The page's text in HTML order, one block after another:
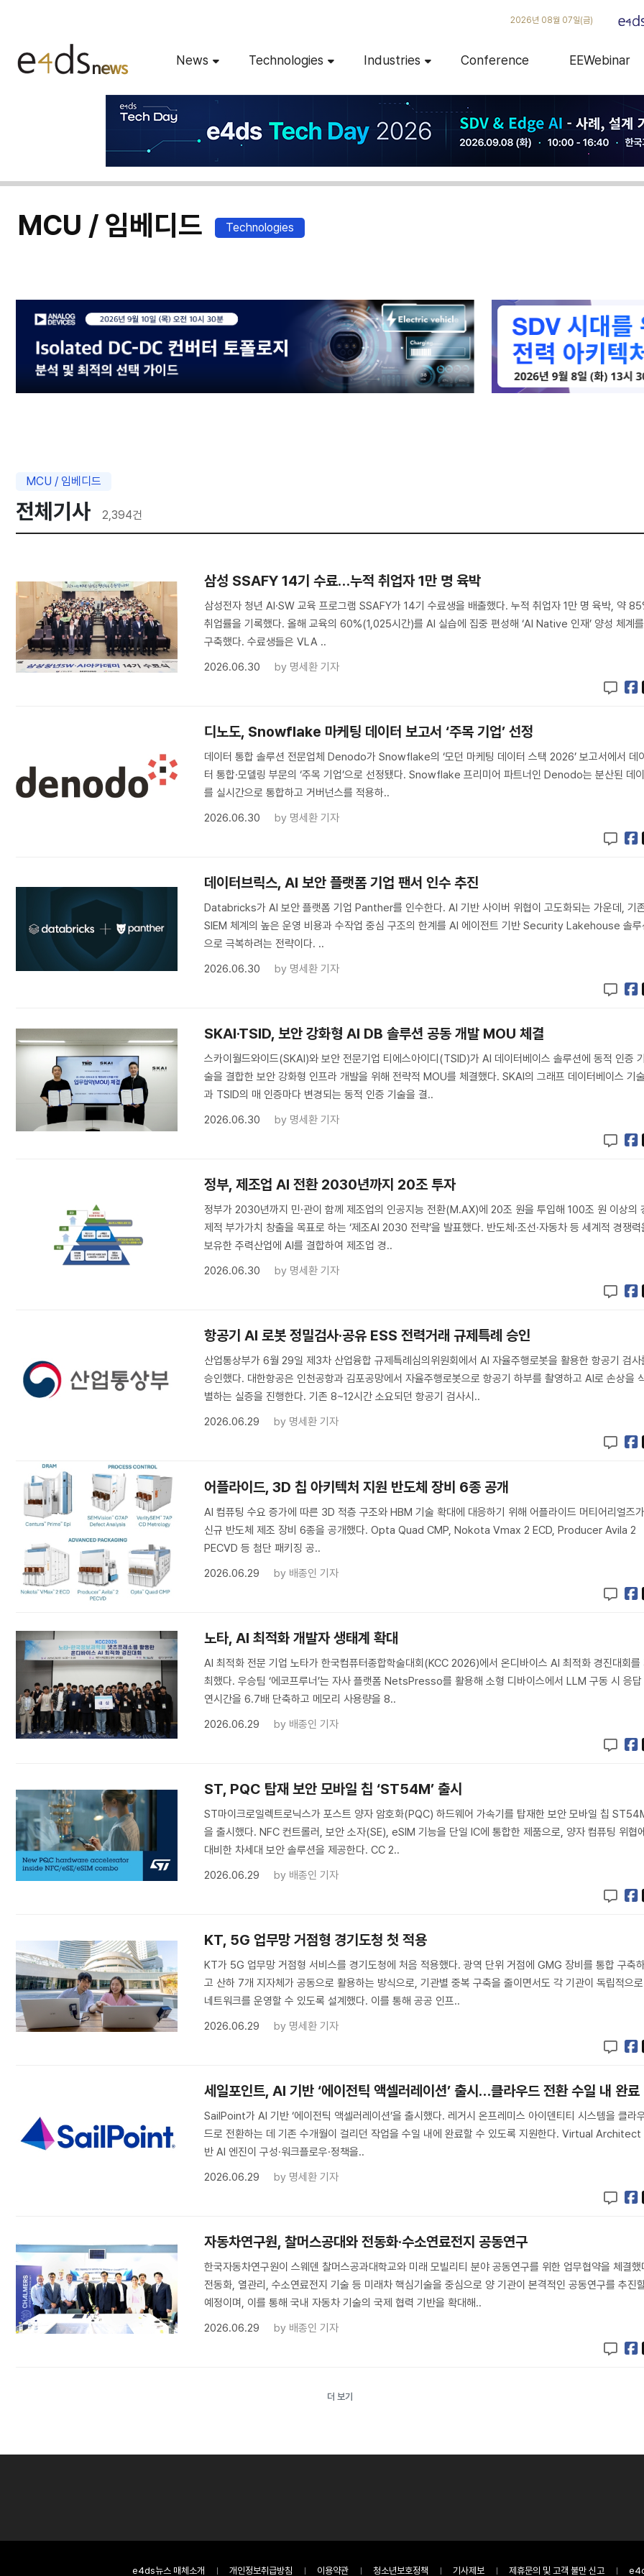
2026년 08월 07일(금)
News Technologies Industries Conference EEWebinar
MCU / 임베디드 Technologies
MCU / 임베디드
전체기사 2,394건
삼성 SSAFY 14기 수료…누적 취업자 1만 명 육박
삼성전자 청년 AI·SW 교육 프로그램 SSAFY가 14기 수료생을 배출했다. 누적 취업자 1만 명 육박, 약
취업률을 기록했다. 올해 교육의 60%(1,025시간)를 AI 실습에 집중 편성해 ‘AI Native 인재’ 양성 체계를
구축했다. 수료생들은 VLA ..
2026.06.30
by 명세환 기자
디노도, Snowflake 마케팅 데이터 보고서 ‘주목 기업’ 선정
데이터 통합 솔루션 전문업체 Denodo가 Snowflake의 ‘모던 마케팅 데이터 스택 2026’ 보고서에서 데이
터 통합·모델링 부문의 ‘주목 기업’으로 선정됐다. Snowflake 프리미어 파트너인 Denodo는 분산된 데
를 실시간으로 통합하고 거버넌스를 적용하..
2026.06.30
by 명세환 기자
데이터브릭스, AI 보안 플랫폼 기업 팬서 인수 추진
Databricks가 AI 보안 플랫폼 기업 Panther를 인수한다. AI 기반 사이버 위협이 고도화되는 가운데, 기
SIEM 체계의 높은 운영 비용과 수작업 중심 구조의 한계를 AI 에이전트 기반 Security Lakehouse 솔루
으로 극복하려는 전략이다. ..
2026.06.30
by 명세환 기자
SKAI·TSID, 보안 강화형 AI DB 솔루션 공동 개발 MOU 체결
스카이월드와이드(SKAI)와 보안 전문기업 티에스아이디(TSID)가 AI 데이터베이스 솔루션에 동적 인증 기
술을 결합한 보안 강화형 인프라 개발을 위해 전략적 MOU를 체결했다. SKAI의 그래프 데이터베이스 기술
과 TSID의 매 인증마다 변경되는 동적 인증 기술을 결..
2026.06.30
by 명세환 기자
정부, 제조업 AI 전환 2030년까지 20조 투자
정부가 2030년까지 민·관이 함께 제조업의 인공지능 전환(M.AX)에 20조 원을 투입해 100조 원 이상의
제적 부가가치 창출을 목표로 하는 ‘제조AI 2030 전략’을 발표했다. 반도체·조선·자동차 등 세계적 경쟁력
보유한 주력산업에 AI를 결합하여 제조업 경..
2026.06.30
by 명세환 기자
항공기 AI 로봇 정밀검사·공유 ESS 전력거래 규제특례 승인
산업통상부가 6월 29일 제3차 산업융합 규제특례심의위원회에서 AI 자율주행로봇을 활용한 항공기 검사
승인했다. 대한항공은 인천공항과 김포공망에서 자율주행로봇으로 항공기 하부를 촬영하고 AI로 손상을
별하는 실증을 진행한다. 기존 8~12시간 소요되던 항공기 검사시..
2026.06.29
by 명세환 기자
어플라이드, 3D 칩 아키텍처 지원 반도체 장비 6종 공개
AI 컴퓨팅 수요 증가에 따른 3D 적층 구조와 HBM 기술 확대에 대응하기 위해 어플라이드 머티어리얼즈가
신규 반도체 제조 장비 6종을 공개했다. Opta Quad CMP, Nokota Vmax 2 ECD, Producer Avila 2
PECVD 등 첨단 패키징 공..
2026.06.29
by 배종인 기자
노타, AI 최적화 개발자 생태계 확대
AI 최적화 전문 기업 노타가 한국컴퓨터종합학술대회(KCC 2026)에서 온디바이스 AI 최적화 경진대회를
최했다. 우승팀 ‘에코프루너’는 자사 플랫폼 NetsPresso를 활용해 소형 디바이스에서 LLM 구동 시 응답
연시간을 6.7배 단축하고 메모리 사용량을 8..
2026.06.29
by 배종인 기자
ST, PQC 탑재 보안 모바일 칩 ‘ST54M’ 출시
ST마이크로일렉트로닉스가 포스트 양자 암호화(PQC) 하드웨어 가속기를 탑재한 보안 모바일 칩
을 출시했다. NFC 컨트롤러, 보안 소자(SE), eSIM 기능을 단일 IC에 통합한 제품으로, 양자 컴퓨팅 위협에
대비한 차세대 보안 솔루션을 제공한다. CC 2..
2026.06.29
by 배종인 기자
KT, 5G 업무망 거점형 경기도청 첫 적용
KT가 5G 업무망 거점형 서비스를 경기도청에 처음 적용했다. 광역 단위 거점에 GMG 장비를 통합 구축
고 산하 7개 지자체가 공동으로 활용하는 방식으로, 기관별 중복 구축을 줄이면서도 각 기관이 독립적으로
네트워크를 운영할 수 있도록 설계했다. 이를 통해 공공 인프..
2026.06.29
by 명세환 기자
세일포인트, AI 기반 ‘에이전틱 액셀러레이션’ 출시…클라우드 전환 수일 내 완료
SailPoint가 AI 기반 ‘에이전틱 액셀러레이션’을 출시했다. 레거시 온프레미스 아이덴티티 시스템을 클라
드로 전환하는 데 기존 수개월이 걸리던 작업을 수일 내에 완료할 수 있도록 지원한다. Virtual Architect
반 AI 엔진이 구성·워크플로우·정책을..
2026.06.29
by 명세환 기자
자동차연구원, 찰머스공대와 전동화·수소연료전지 공동연구
한국자동차연구원이 스웨덴 찰머스공과대학교와 미래 모빌리티 분야 공동연구를 위한 업무협약을 체결했
전동화, 열관리, 수소연료전지 기술 등 미래차 핵심기술을 중심으로 양 기관이 본격적인 공동연구를 추진
예정이며, 이를 통해 국내 자동차 기술의 국제 협력 기반을 확대해..
2026.06.29
by 배종인 기자
더 보기
e4ds뉴스 매체소개 개인정보취급방침 이용약관 청소년보호정책 기사제보 제휴문의 및 고객 불만 신고